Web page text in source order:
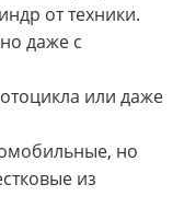
от техники.
даже с
или даже
но
из